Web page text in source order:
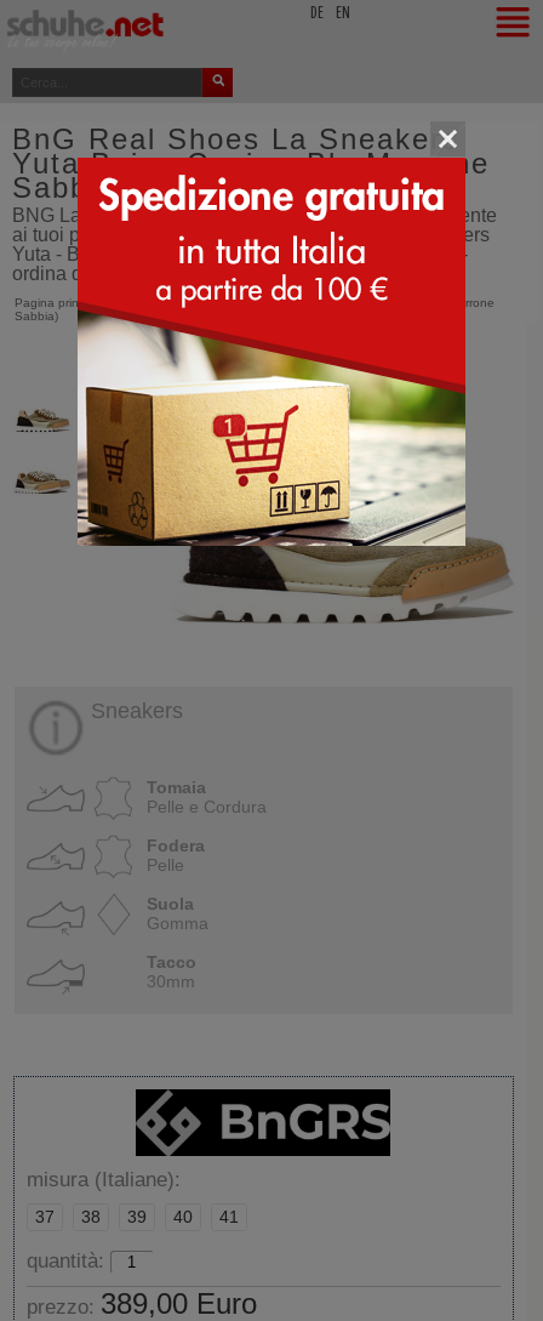
DE EN
BnG Real Shoes La Sneakers
Yuta Beige Cuoio - Blu Marrone
Sabbia
BNG La Sneaker Yuta. L'artigianato italiano direttamente
ai tuoi piedi. - Sneakers - BnG Real Shoes La Sneakers
Yuta - Beige Cuoio - Blu Marrone Sabbia - calzature -
ordina dall'Italia - SCHUHE.net
Pagina principale BnG Real Shoes >La Sneakers Yuta>Beige Cuoio (Blu Marrone
Sabbia)
Sneakers
Tomaia
Pelle e Cordura
Fodera
Pelle
Suola
Gomma
Tacco
30mm
misura (Italiane):
37 38 39 40 41
quantità:
prezzo: 389,00 Euro